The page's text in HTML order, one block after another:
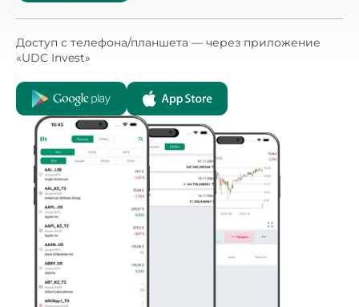
Доступ с телефона/планшета — через приложение
«UDC Invest»